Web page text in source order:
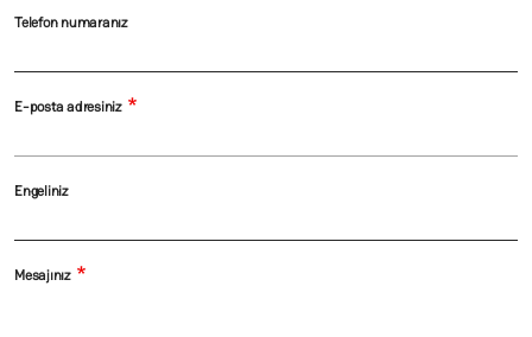
Telefon numaranız
E-posta adresiniz
Engeliniz
Mesajınız